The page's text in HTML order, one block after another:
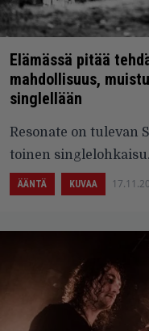
Elämässä pitää
mahdollisuus,
singlellään
Resonate on tulevan
toinen singlelohkaisu.
ÄÄNTÄ KUVAA